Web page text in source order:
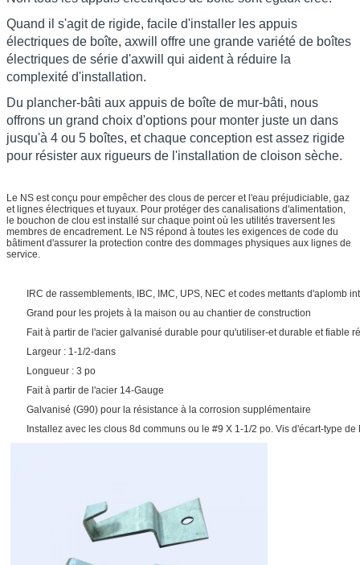
Quand il s'agit de rigide, facile d'installer les appuis
électriques de boîte, axwill offre une grande variété de boîtes
électriques de série d'axwill qui aident à réduire la
complexité d'installation.
Du plancher-bâti aux appuis de boîte de mur-bâti, nous
offrons un grand choix d'options pour monter juste un dans
jusqu'à 4 ou 5 boîtes, et chaque conception est assez rigide
pour résister aux rigueurs de l'installation de cloison sèche.
Le NS est conçu pour empêcher des clous de percer et l'eau préjudiciable, gaz
et lignes électriques et tuyaux. Pour protéger des canalisations d'alimentation,
le bouchon de clou est installé sur chaque point où les utilités traversent les
membres de encadrement. Le NS répond à toutes les exigences de code du
bâtiment d'assurer la protection contre des dommages physiques aux lignes de
service.
IRC de rassemblements, IBC, IMC, UPS, NEC et codes mettants d'aplomb
Grand pour les projets à la maison ou au chantier de construction
Fait à partir de l'acier galvanisé durable pour qu'utiliser-et durable et fiable
Largeur : 1-1/2-dans
Longueur : 3 po
Fait à partir de l'acier 14-Gauge
Galvanisé (G90) pour la résistance à la corrosion supplémentaire
Installez avec les clous 8d communs ou le #9 X 1-1/2 po. Vis d'écart-type de